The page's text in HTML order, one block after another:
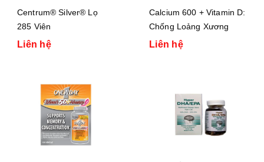
Centrum® Silver® Lọ
285 Viên
Liên hệ
Calcium 600 + Vitamin D:
Chống Loảng Xương
Liên hệ